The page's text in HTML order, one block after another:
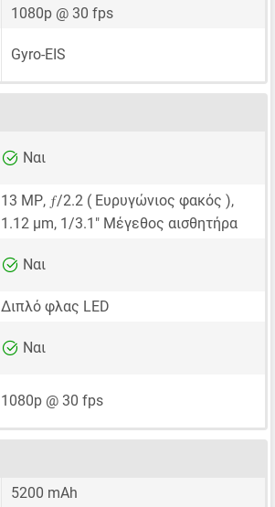
1080p @ 30 fps
Gyro-EIS
Ναι
13 MP, ƒ/2.2 ( Ευρυγώνιος φακός ),
1.12 μm, 1/3.1" Μέγεθος αισθητήρα
Ναι
Διπλό φλας LED
Ναι
1080p @ 30 fps
5200 mAh